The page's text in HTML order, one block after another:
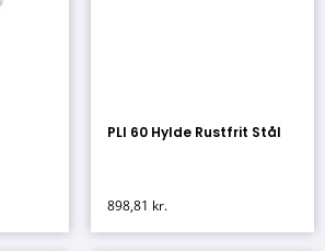
PLI 60 Hylde Rustfrit Stål
898,81 kr.